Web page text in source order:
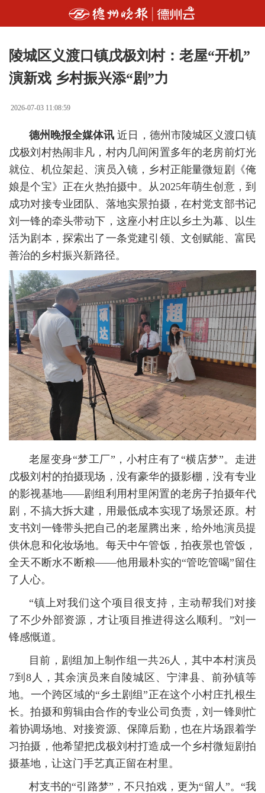
陵城区义渡口镇戊极刘村：老屋“开机”
演新戏 乡村振兴添“剧”力
2026-07-03 11:08:59
德州晚报全媒体讯 近日，德州市陵城区义渡口镇
戊极刘村热闹非凡，村内几间闲置多年的老房前灯光
就位、机位架起、演员入镜，乡村正能量微短剧《俺
娘是个宝》正在火热拍摄中。从2025年萌生创意，到
成功对接专业团队、落地实景拍摄，在村党支部书记
刘一锋的牵头带动下，这座小村庄以乡土为幕、以生
活为剧本，探索出了一条党建引领、文创赋能、富民
善治的乡村振兴新路径。
老屋变身“梦工厂”，小村庄有了“横店梦”。走进
戊极刘村的拍摄现场，没有豪华的摄影棚，没有专业
的影视基地——剧组利用村里闲置的老房子拍摄年代
剧，不搞大拆大建，用最低成本实现了场景还原。村
支书刘一锋带头把自己的老屋腾出来，给外地演员提
供休息和化妆场地。每天中午管饭，拍夜景也管饭，
全天不断水不断粮——他用最朴实的“管吃管喝”留住
了人心。
“镇上对我们这个项目很支持，主动帮我们对接
了不少外部资源，才让项目推进得这么顺利。”刘一
锋感慨道。
目前，剧组加上制作组一共26人，其中本村演员
7到8人，其余演员来自陵城区、宁津县、前孙镇等
地。一个跨区域的“乡土剧组”正在这个小村庄扎根生
长。拍摄和剪辑由合作的专业公司负责，刘一锋则忙
着协调场地、对接资源、保障后勤，也在片场跟着学
习拍摄，他希望把戊极刘村打造成一个乡村微短剧拍
摄基地，让这门手艺真正留在村里。
村支书的“引路梦”，不只拍戏，更为“留人”。“我